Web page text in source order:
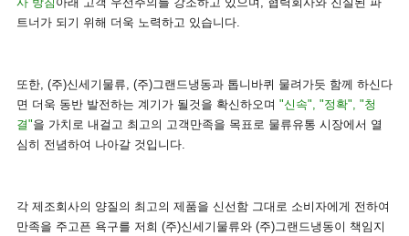
트너가 되기 위해 더욱 노력하고 있습니다.
또한, (주)신세기물류, (주)그랜드냉동과 톱니바퀴 물려가듯 함께 하신다
면 더욱 동반 발전하는 계기가 될것을 확신하오며 "신속", "정확", "청
결"을 가치로 내걸고 최고의 고객만족을 목표로 물류유통 시장에서 열
심히 전념하여 나아갈 것입니다.
각 제조회사의 양질의 최고의 제품을 신선함 그대로 소비자에게 전하여
만족을 주고픈 욕구를 저희 (주)신세기물류와 (주)그랜드냉동이 책임지